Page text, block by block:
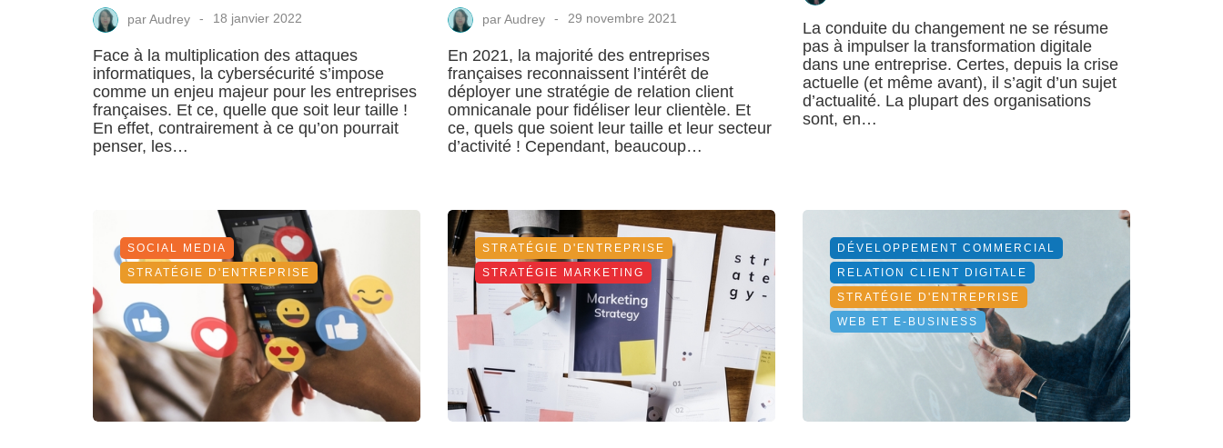
parAudrey 18 janvier 2022
Face à la multiplication des attaques
informatiques, la cybersécurité s’impose
comme un enjeu majeur pour les entreprises
françaises. Et ce, quelle que soit leur taille !
En effet, contrairement à ce qu’on pourrait
penser, les…
parAudrey 29 novembre 2021
En 2021, la majorité des entreprises
françaises reconnaissent l’intérêt de
déployer une stratégie de relation client
omnicanale pour fidéliser leur clientèle. Et
ce, quels que soient leur taille et leur secteur
d’activité ! Cependant, beaucoup…
La conduite du changement ne se résume
pas à impulser la transformation digitale
dans une entreprise. Certes, depuis la crise
actuelle (et même avant), il s’agit d’un sujet
d’actualité. La plupart des organisations
sont, en…
SOCIAL MEDIA
STRATÉGIE D'ENTREPRISE
STRATÉGIE D'ENTREPRISE
STRATÉGIE MARKETING
DÉVELOPPEMENT COMMERCIAL
RELATION CLIENT DIGITALE
STRATÉGIE D'ENTREPRISE
WEB ET E-BUSINESS